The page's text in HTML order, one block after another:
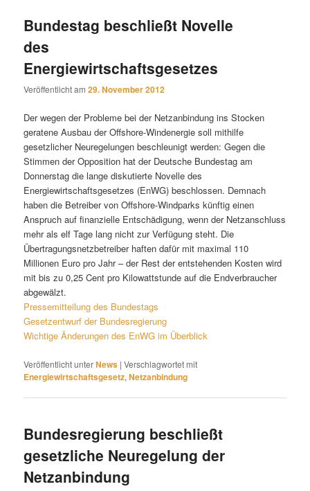
Bundestag beschließt Novelle
des
Energiewirtschaftsgesetzes
Veröffentlicht am29. November 2012
Der wegen der Probleme bei der Netzanbindung ins Stocken
geratene Ausbau der Offshore-Windenergie soll mithilfe
gesetzlicher Neuregelungen beschleunigt werden: Gegen die
Stimmen der Opposition hat der Deutsche Bundestag am
Donnerstag die lange diskutierte Novelle des
Energiewirtschaftsgesetzes (EnWG) beschlossen. Demnach
haben die Betreiber von Offshore-Windparks künftig einen
Anspruch auf finanzielle Entschädigung, wenn der Netzanschluss
mehr als elf Tage lang nicht zur Verfügung steht. Die
Übertragungsnetzbetreiber haften dafür mit maximal 110
Millionen Euro pro Jahr – der Rest der entstehenden Kosten wird
mit bis zu 0,25 Cent pro Kilowattstunde auf die Endverbraucher
abgewälzt.
Pressemitteilung des Bundestags
Gesetzentwurf der Bundesregierung
Wichtige Änderungen des EnWG im Überblick
Veröffentlicht unterNews |Verschlagwortet mit
Energiewirtschaftsgesetz,Netzanbindung
Bundesregierung beschließt
gesetzliche Neuregelung der
Netzanbindung